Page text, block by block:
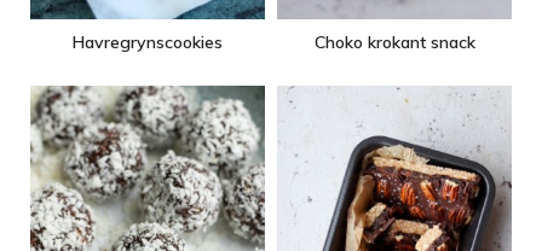
Havregrynscookies Choko krokant snack